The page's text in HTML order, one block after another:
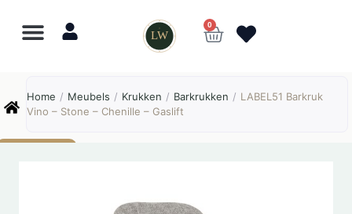
LW
0
Home / Meubels / Krukken / Barkrukken / LABEL51 Barkruk
Vino – Stone – Chenille – Gaslift
Online
⎯ ✕